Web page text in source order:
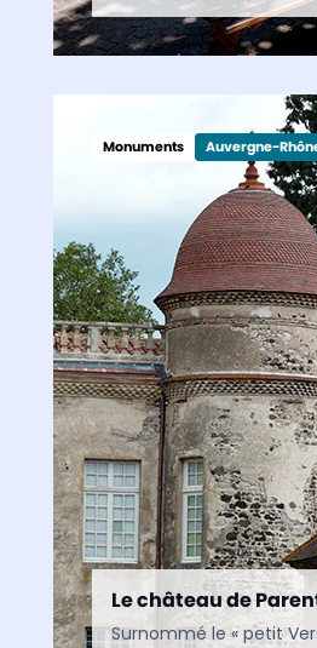
Monuments Auvergne-
Le château de